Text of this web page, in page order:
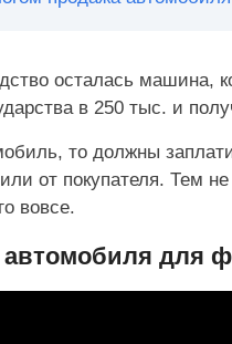
осталась машина,
в 250 тыс. и
то должны
от покупателя. Тем
вовсе.
для